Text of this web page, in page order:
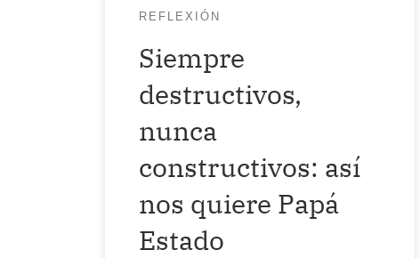
hacernos completamente
dependientes y a merced del
sistema. No sé el/la autor/a de
esta frase, pero […]
REFLEXIÓN
Siempre
destructivos,
nunca
constructivos: así
nos quiere Papá
Estado